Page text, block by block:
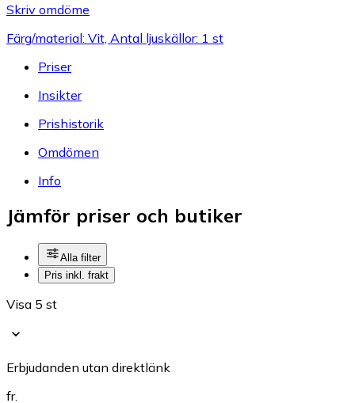
Skriv omdöme
Färg/material: Vit, Antal ljuskällor: 1 st
Priser
Insikter
Prishistorik
Omdömen
Info
Jämför priser och butiker
Alla filter
Pris inkl. frakt
Visa 5 st
Erbjudanden utan direktlänk
fr.